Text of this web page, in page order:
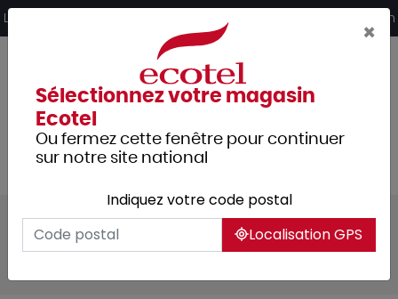
Livraison offerte dès 249€ HT d’achat et retrait 2h en magasin
Tous les produits
Arts de la table
Vaisselle
Assiettes & services
×
Sélectionnez votre magasin
Ecotel
Ou fermez cette fenêtre pour continuer
sur notre site national
Indiquez votre code postal
Localisation GPS
Panneau de gestion des cookies